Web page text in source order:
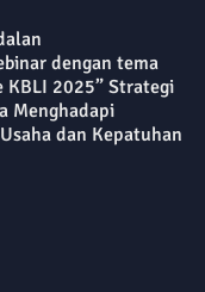
dengan tema
KBLI 2025” Strategi
Menghadapi
dan Kepatuhan